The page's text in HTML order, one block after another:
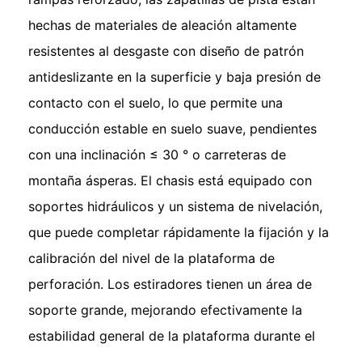
hechas de materiales de aleación altamente
resistentes al desgaste con diseño de patrón
antideslizante en la superficie y baja presión de
contacto con el suelo, lo que permite una
conducción estable en suelo suave, pendientes
con una inclinación ≤ 30 ° o carreteras de
montaña ásperas. El chasis está equipado con
soportes hidráulicos y un sistema de nivelación,
que puede completar rápidamente la fijación y la
calibración del nivel de la plataforma de
perforación. Los estiradores tienen un área de
soporte grande, mejorando efectivamente la
estabilidad general de la plataforma durante el